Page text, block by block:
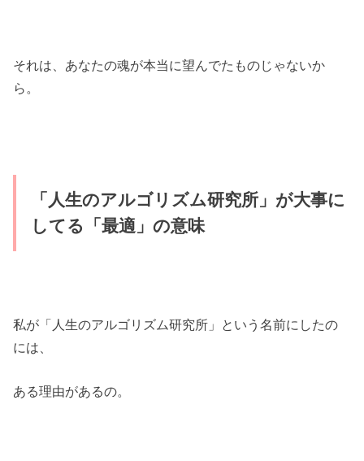
それは、あなたの魂が本当に望んでたものじゃないか
ら。
「人生のアルゴリズム研究所」が大事に
してる「最適」の意味
私が「人生のアルゴリズム研究所」という名前にしたの
には、
ある理由があるの。